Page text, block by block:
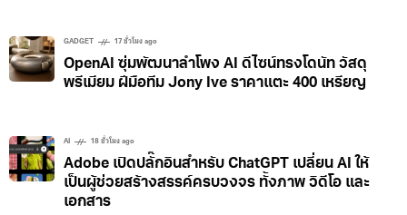
GADGET 17 ชั่วโมง ago
OpenAI ซุ่มพัฒนาลำโพง AI ดีไซน์ทรงโดนัท วัสดุ
พรีเมียม ฝีมือทีม Jony Ive ราคาแตะ 400 เหรียญ
AI 18 ชั่วโมง ago
Adobe เปิดปลั๊กอินสำหรับ ChatGPT เปลี่ยน AI ให้
เป็นผู้ช่วยสร้างสรรค์ครบวงจร ทั้งภาพ วิดีโอ และ
เอกสาร